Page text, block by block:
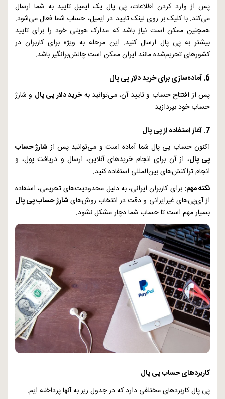
پس از وارد کردن اطلاعات، پی پال یک ایمیل تایید به شما ارسال
می‌کند. با کلیک بر روی لینک تایید در ایمیل، حساب شما فعال می‌شود.
همچنین ممکن است نیاز باشد که مدارک هویتی خود را برای تایید
بیشتر به پی پال ارسال کنید. این مرحله به ویژه برای کاربران در
کشورهای تحریم‌شده مانند ایران ممکن است چالش‌برانگیز باشد.
6. آماده‌سازی برای خرید دلار پی پال
پس از افتتاح حساب و تایید آن، می‌توانید بهخرید دلار پی پال و شارژ
حساب خود بپردازید.
7. آغاز استفاده از پی پال
اکنون حساب پی پال شما آماده است و می‌توانید پس از شارژ حساب
پی پال، از آن برای انجام خریدهای آنلاین، ارسال و دریافت پول، و
انجام تراکنش‌های بین‌المللی استفاده کنید.
نکته مهم: برای کاربران ایرانی، به دلیل محدودیت‌های تحریمی، استفاده
از آی‌پی‌های غیرایرانی و دقت در انتخاب روش‌هایشارژ حساب پی پال
بسیار مهم است تا حساب شما دچار مشکل نشود.
کاربردهای حساب پی پال
پی پال کاربردهای مختلفی دارد که در جدول زیر به آنها پرداخته ایم.